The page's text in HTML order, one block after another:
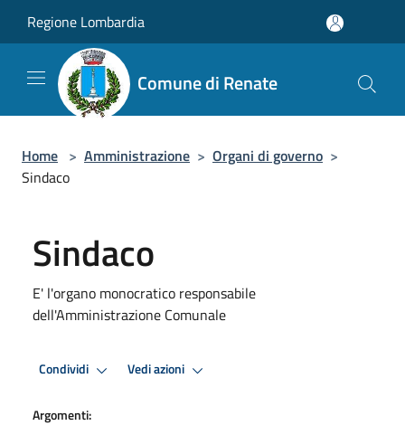
Regione Lombardia
Comune di Renate
Home > Amministrazione > Organi di governo >
Sindaco
Sindaco
E' l'organo monocratico responsabile
dell'Amministrazione Comunale
Condividi Vedi azioni
Argomenti: